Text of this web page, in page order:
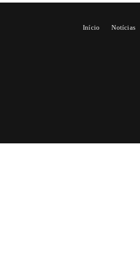
Início Notícias